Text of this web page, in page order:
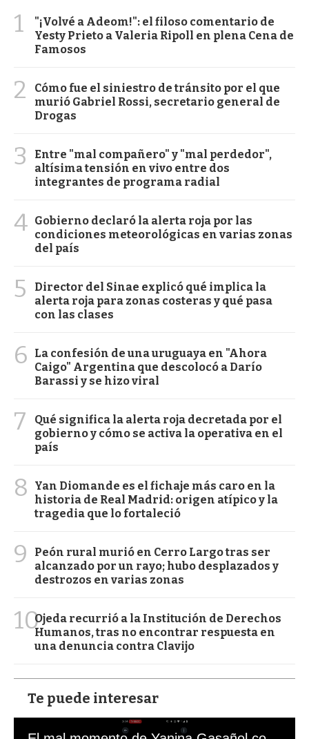
1
"¡Volvé a Adeom!": el filoso comentario de
Yesty Prieto a Valeria Ripoll en plena Cena de
Famosos
2
Cómo fue el siniestro de tránsito por el que
murió Gabriel Rossi, secretario general de
Drogas
3
Entre "mal compañero" y "mal perdedor",
altísima tensión en vivo entre dos
integrantes de programa radial
4 Gobierno declaró la alerta roja por las
condiciones meteorológicas en varias zonas
del país
5
Director del Sinae explicó qué implica la
alerta roja para zonas costeras y qué pasa
con las clases
6
La confesión de una uruguaya en "Ahora
Caigo" Argentina que descolocó a Darío
Barassi y se hizo viral
7
Qué significa la alerta roja decretada por el
gobierno y cómo se activa la operativa en el
país
8
Yan Diomande es el fichaje más caro en la
historia de Real Madrid: origen atípico y la
tragedia que lo fortaleció
9
Peón rural murió en Cerro Largo tras ser
alcanzado por un rayo; hubo desplazados y
destrozos en varias zonas
10Ojeda recurrió a la Institución de Derechos
Humanos, tras no encontrar respuesta en
una denuncia contra Clavijo
Te puede interesar